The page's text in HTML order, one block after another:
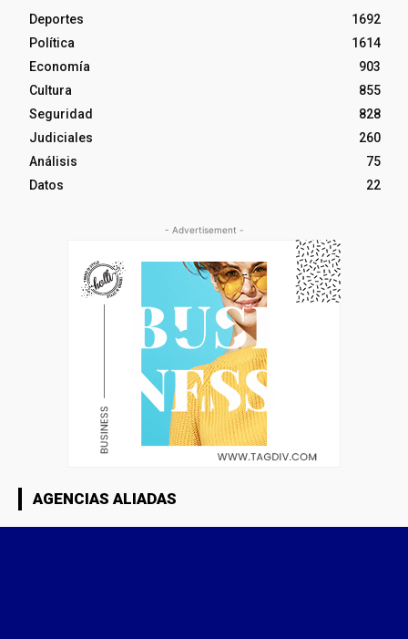
Deportes
1692
Política
1614
Economía
903
Cultura
855
Seguridad
828
Judiciales
260
Análisis
75
Datos
22
- Advertisement -
AGENCIAS ALIADAS